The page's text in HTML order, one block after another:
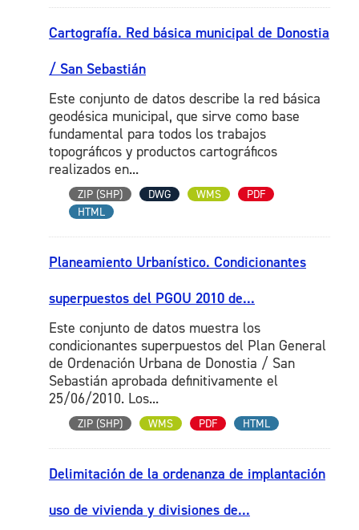
Cartografía. Red básica municipal de Donostia
/ San Sebastián
Este conjunto de datos describe la red básica
geodésica municipal, que sirve como base
fundamental para todos los trabajos
topográficos y productos cartográficos
realizados en...
ZIP (SHP) DWG WMS
PDF
HTML
Planeamiento Urbanístico. Condicionantes
superpuestos del PGOU 2010 de...
Este conjunto de datos muestra los
condicionantes superpuestos del Plan General
de Ordenación Urbana de Donostia / San
Sebastián aprobada definitivamente el
25/06/2010. Los...
ZIP (SHP) WMS PDF HTML
Delimitación de la ordenanza de implantación
uso de vivienda y divisiones de...